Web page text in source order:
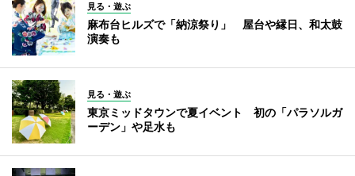
見る・遊ぶ
麻布台ヒルズで「納涼祭り」 屋台や縁日、和太鼓
演奏も
見る・遊ぶ
東京ミッドタウンで夏イベント 初の「パラソルガ
ーデン」や足水も